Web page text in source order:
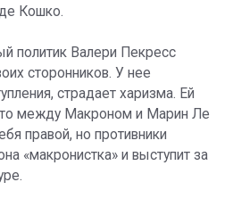
Кошко.
политик Валери Пекресс
сторонников. У нее
страдает харизма. Ей
между Макроном и Марин Ле
правой, но противники
«макронистка» и выступит за